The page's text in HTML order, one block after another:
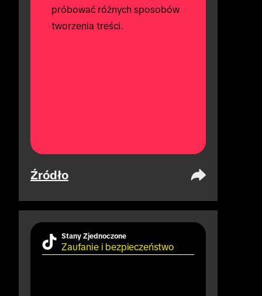
próbować różnych sposobów
tworzenia treści.
Źródło
Stany Zjednoczone
Zaufanie i bezpieczeństwo